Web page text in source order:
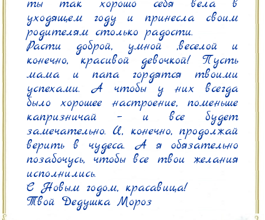
ты так хорошо себя вела в
уходящем году и принесла своим
родителям столько радости.
Расти доброй, умной ,веселой и
конечно, красивой девочкой! Пусть
мама и папа гордятся твоими
успехами. А чтобы у них всегда
было хорошее настроение, поменьше
капризничай – и все будет
замечательно. И, конечно, продолжай
верить в чудеса. А я обязательно
позабочусь, чтобы все твои желания
исполнились.
С Новым годом, красавица!
Твой Дедушка Мороз